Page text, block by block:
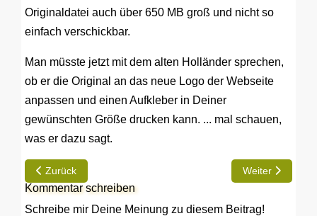
Originaldatei auch über 650 MB groß und nicht so
einfach verschickbar.
Man müsste jetzt mit dem alten Holländer sprechen,
ob er die Original an das neue Logo der Webseite
anpassen und einen Aufkleber in Deiner
gewünschten Größe drucken kann. ... mal schauen,
was er dazu sagt.
Vorheriger Beitrag: Suche dringend Leute in den Niederlanden
Zurück Nächster
Weiter
Kommentar schreiben
Schreibe mir Deine Meinung zu diesem Beitrag!